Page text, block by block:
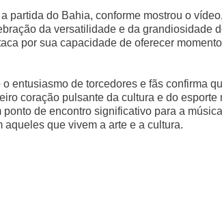
partida do Bahia, conforme mostrou o
da versatilidade e da grandiosidade
por sua capacidade de oferecer
entusiasmo de torcedores e fãs confirma
coração pulsante da cultura e do esporte
de encontro significativo para a
que vivem a arte e a cultura.